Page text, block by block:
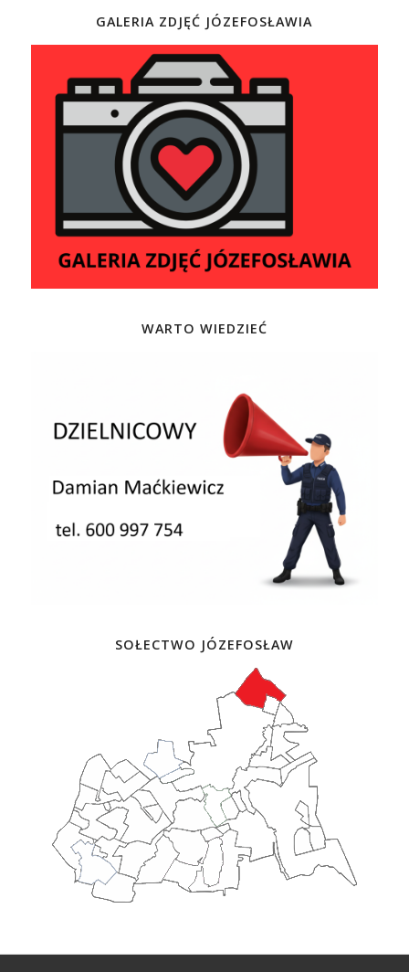
GALERIA ZDJĘĆ JÓZEFOSŁAWIA
WARTO WIEDZIEĆ
SOŁECTWO JÓZEFOSŁAW